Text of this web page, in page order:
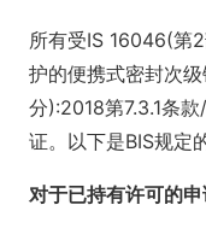
所有受IS 16046(第
护的便携式密封次
分):2018第7.3.1条
证。以下是BIS规定
对于已持有许可的申